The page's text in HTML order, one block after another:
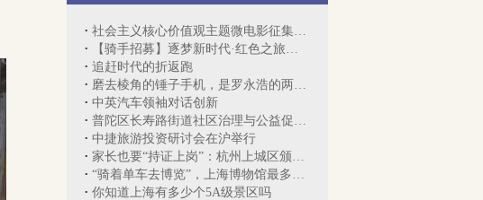
社会主义核心价值观主题微电影征集展示活动
【骑手招募】逐梦新时代·红色之旅文化骑行
追赶时代的折返跑
磨去棱角的锤子手机，是罗永浩的两难困境
中英汽车领袖对话创新
普陀区长寿路街道社区治理与公益促中心举...
中捷旅游投资研讨会在沪举行
家长也要“持证上岗”：杭州上城区颁发“...
“骑着单车去博览”，上海博物馆最多的城...
你知道上海有多少个5A级景区吗